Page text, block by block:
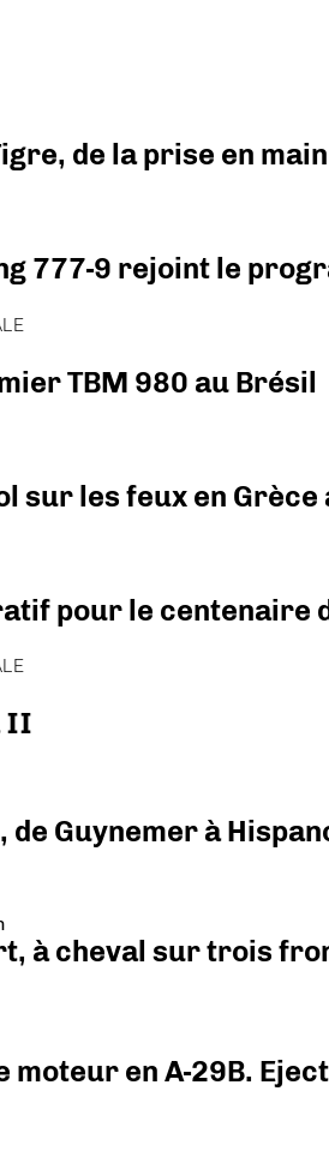
de la prise en
777-9 rejoint le
TBM 980 au Brésil
sur les feux en
pour le centenaire
II
de Guynemer à
à cheval sur trois
moteur en A-29B.